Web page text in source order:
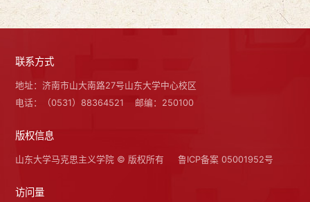
联系方式
地址：济南市山大南路27号山东大学中心校区
电话：（0531）88364521
邮编：250100
版权信息
山东大学马克思主义学院 © 版权所有 鲁ICP备案 05001952号
访问量